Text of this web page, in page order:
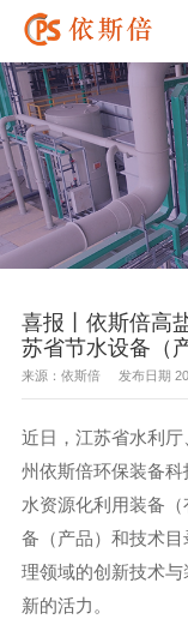
喜报丨依斯倍高
苏省节水设备（
来源：依斯倍 发布日期
近日，江苏省水利
州依斯倍环保装备
水资源化利用装备
备（产品）和技术
理领域的创新技术
新的活力。